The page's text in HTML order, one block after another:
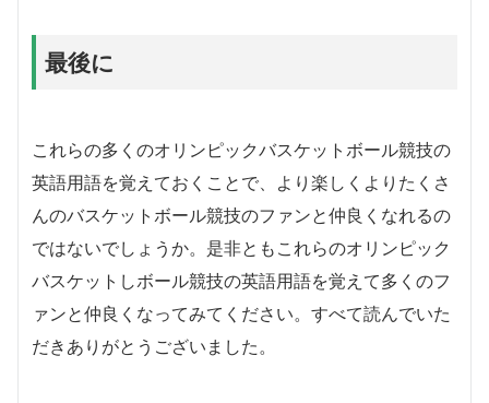
最後に
これらの多くのオリンピックバスケットボール競技の
英語用語を覚えておくことで、より楽しくよりたくさ
んのバスケットボール競技のファンと仲良くなれるの
ではないでしょうか。是非ともこれらのオリンピック
バスケットしボール競技の英語用語を覚えて多くのフ
ァンと仲良くなってみてください。すべて読んでいた
だきありがとうございました。